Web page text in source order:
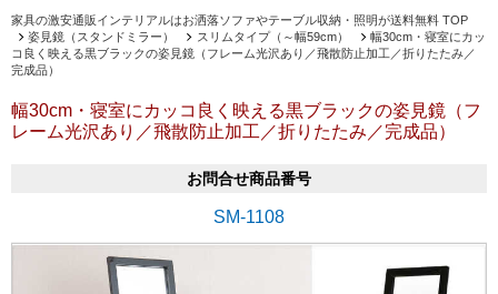
家具の激安通販インテリアルはお洒落ソファやテーブル収納・照明が送料無料 TOP
姿見鏡（スタンドミラー）
スリムタイプ（～幅59cm）
幅30cm・寝室にカッ
コ良く映える黒ブラックの姿見鏡（フレーム光沢あり／飛散防止加工／折りたたみ／
完成品）
幅30cm・寝室にカッコ良く映える黒ブラックの姿見鏡（フ
レーム光沢あり／飛散防止加工／折りたたみ／完成品）
お問合せ商品番号
SM-1108